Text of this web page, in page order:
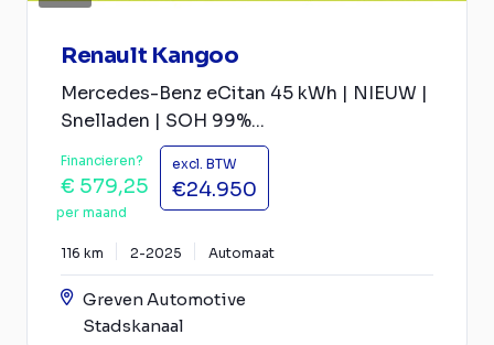
Renault Kangoo
Mercedes-Benz eCitan 45 kWh | NIEUW |
Snelladen | SOH 99%...
Financieren?
€ 579,25
per maand
excl. BTW
€24.950
116 km 2-2025 Automaat
Greven Automotive
Stadskanaal